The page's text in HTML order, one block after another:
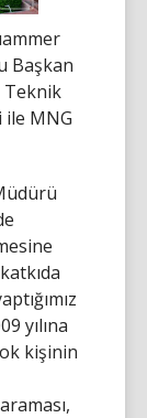
Başkan
Teknik
ile MNG
yılına
kişinin